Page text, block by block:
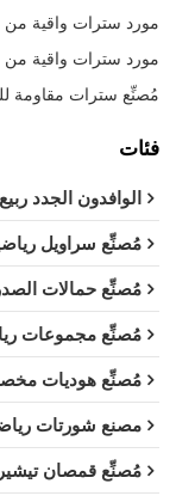
مورد سترات واقية
مورد سترات واقية من
مُصنِّع سترات مقاومة
فئات
الوافدون الجدد ربيع/
مُصنِّع سراويل
مُصنِّع حمالات
مُصنِّع مجموعات
مُصنِّع هوديات
مصنع شورتات
مُصنِّع قمصان